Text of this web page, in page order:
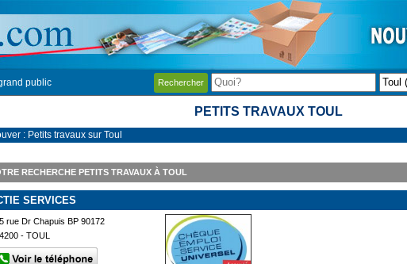
public Rechercher
PETITS TRAVAUX TOUL
: Petits travaux sur Toul
RECHERCHE PETITS TRAVAUX À TOUL
SERVICES
rue Dr Chapuis BP 90172
- TOUL